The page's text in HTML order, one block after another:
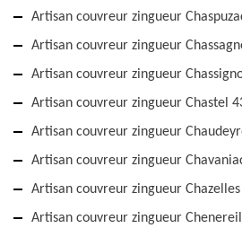
Artisan couvreur zingueur
Artisan couvreur zingueur
Artisan couvreur zingueur
Artisan couvreur zingueur Chastel
Artisan couvreur zingueur
Artisan couvreur zingueur
Artisan couvreur zingueur
Artisan couvreur zingueur